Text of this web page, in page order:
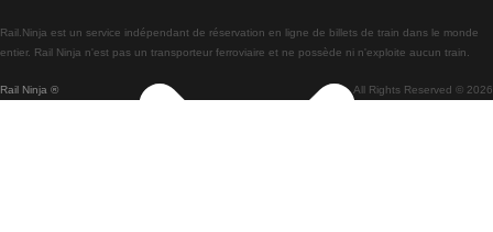
Trains de Lisbonne à Braga
Trains de Braga à Lisbonne
Rail Ninja ® All Rights Reserved © 2026
Rail.Ninja est un service indépendant de réservation en ligne de billets de train dans le monde
entier. Rail Ninja n'est pas un transporteur ferroviaire et ne possède ni n'exploite aucun train.